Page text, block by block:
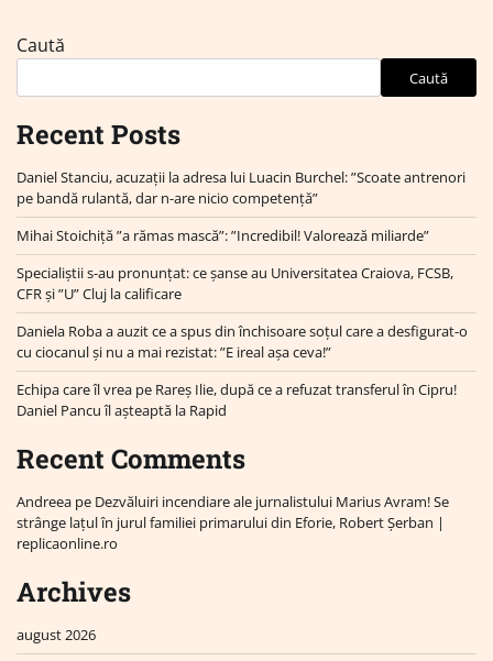
Caută
Caută
Recent Posts
Daniel Stanciu, acuzații la adresa lui Luacin Burchel: ”Scoate antrenori
pe bandă rulantă, dar n-are nicio competență”
Mihai Stoichiță ”a rămas mască”: ”Incredibil! Valorează miliarde”
Specialiștii s-au pronunțat: ce șanse au Universitatea Craiova, FCSB,
CFR și ”U” Cluj la calificare
Daniela Roba a auzit ce a spus din închisoare soțul care a desfigurat-o
cu ciocanul și nu a mai rezistat: ”E ireal așa ceva!”
Echipa care îl vrea pe Rareș Ilie, după ce a refuzat transferul în Cipru!
Daniel Pancu îl așteaptă la Rapid
Recent Comments
Andreea pe Dezvăluiri incendiare ale jurnalistului Marius Avram! Se
strânge lațul în jurul familiei primarului din Eforie, Robert Șerban |
replicaonline.ro
Archives
august 2026